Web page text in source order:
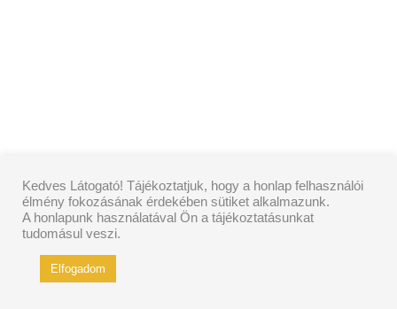
Kedves Látogató! Tájékoztatjuk, hogy a honlap felhasználói
élmény fokozásának érdekében sütiket alkalmazunk.
A honlapunk használatával Ön a tájékoztatásunkat
tudomásul veszi.
Elfogadom